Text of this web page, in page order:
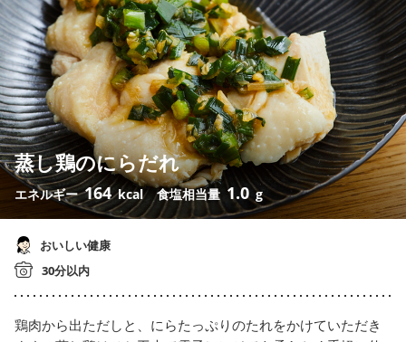
蒸し鶏のにらだれ
エネルギー164 kcal 食塩相当量 1.0 g
おいしい健康
30分以内
鶏肉から出ただしと、にらたっぷりのたれをかけていただき